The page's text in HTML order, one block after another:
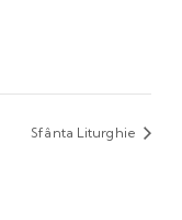
Sfânta Liturghie